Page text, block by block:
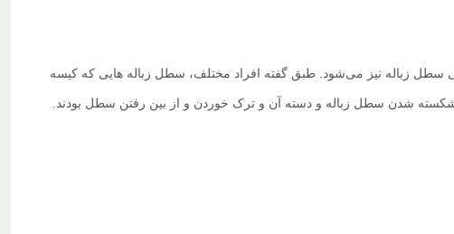
سطل زباله نیز می‌شود. طبق گفته افراد مختلف، سطل زباله هایی که کیسه
شکسته شدن سطل زباله و دسته آن و ترک خوردن و از بین رفتن سطل بودند.